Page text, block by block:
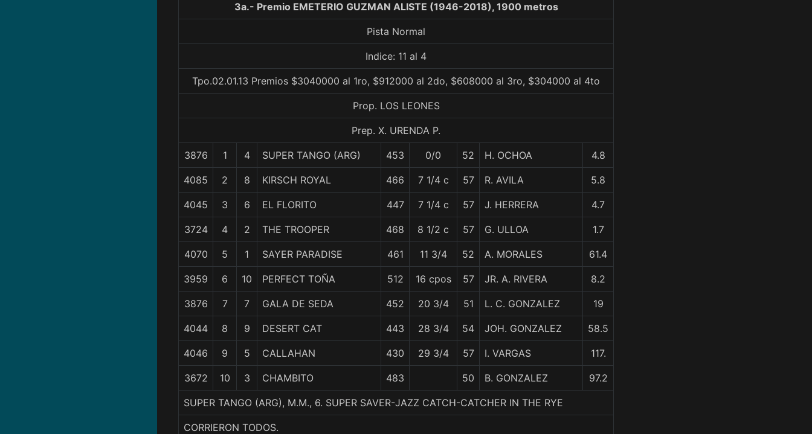
3a.- Premio EMETERIO GUZMAN ALISTE (1946-2018), 1900 metros
Pista Normal
Indice: 11 al 4
Tpo.02.01.13 Premios $3040000 al 1ro, $912000 al 2do, $608000 al 3ro, $304000 al 4to
Prop. LOS LEONES
Prep. X. URENDA P.
3876 1 4 SUPER TANGO (ARG) 453 0/0 52 H. OCHOA 4.8
4085 2 8 KIRSCH ROYAL 466 7 1/4 c 57 R. AVILA 5.8
4045 3 6 EL FLORITO 447 7 1/4 c 57 J. HERRERA 4.7
3724 4 2 THE TROOPER 468 8 1/2 c 57 G. ULLOA 1.7
4070 5 1 SAYER PARADISE 461 11 3/4 52 A. MORALES 61.4
3959 6 10 PERFECT TOÑA 512 16 cpos 57 JR. A. RIVERA 8.2
3876 7 7 GALA DE SEDA 452 20 3/4 51 L. C. GONZALEZ 19
4044 8 9 DESERT CAT 443 28 3/4 54 JOH. GONZALEZ 58.5
4046 9 5 CALLAHAN 430 29 3/4 57 I. VARGAS 117.
3672 10 3 CHAMBITO 483 50 B. GONZALEZ 97.2
SUPER TANGO (ARG), M.M., 6. SUPER SAVER-JAZZ CATCH-CATCHER IN THE RYE
CORRIERON TODOS.